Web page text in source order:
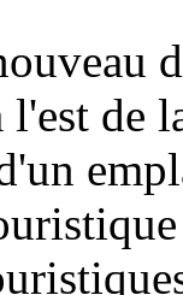
l'est de